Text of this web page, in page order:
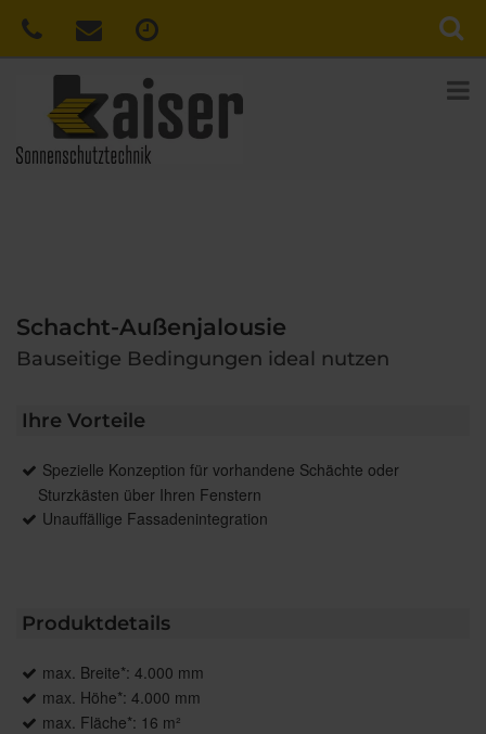
Schacht-Außenjalousie
Bauseitige Bedingungen ideal nutzen
Ihre Vorteile
Spezielle Konzeption für vorhandene Schächte oder
Sturzkästen über Ihren Fenstern
Unauffällige Fassadenintegration
Produktdetails
max. Breite*: 4.000 mm
max. Höhe*: 4.000 mm
max. Fläche*: 16 m²